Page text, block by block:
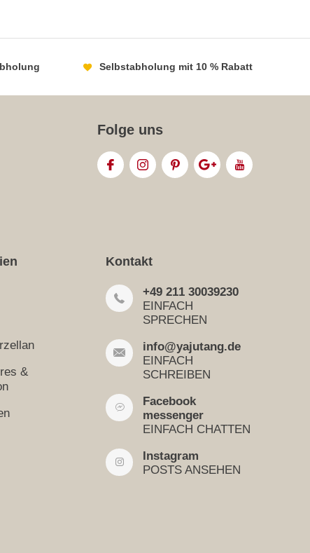
Selbstabholung mit 10 % Rabatt
Folge uns
&
Kontakt
+49 211 30039230
EINFACH
SPRECHEN
info@yajutang.de
EINFACH
SCHREIBEN
Facebook
messenger
EINFACH CHATTEN
Instagram
POSTS ANSEHEN